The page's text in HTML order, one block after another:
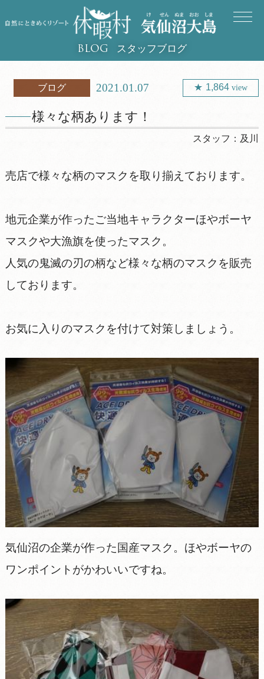
BLOG スタッフブログ
ブログ 2021.01.07 1,864view
様々な柄あります！
スタッフ： 及川
売店で様々な柄のマスクを取り揃えております。
地元企業が作ったご当地キャラクターほやボーヤ
マスクや大漁旗を使ったマスク。
人気の鬼滅の刃の柄など様々な柄のマスクを販売
しております。
お気に入りのマスクを付けて対策しましょう。
気仙沼の企業が作った国産マスク。ほやボーヤの
ワンポイントがかわいいですね。